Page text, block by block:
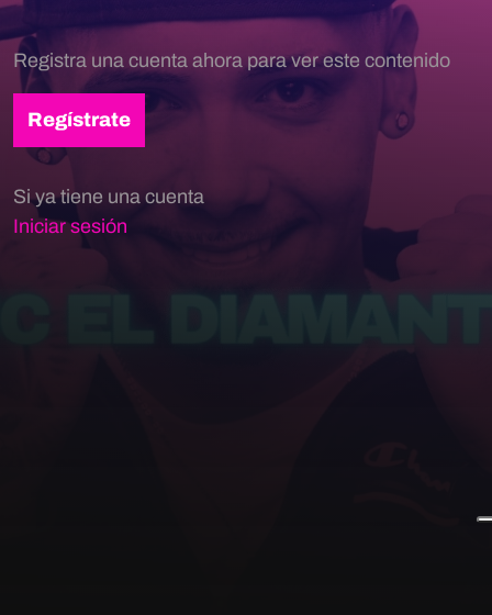
Registra una cuenta ahora para ver este contenido
Regístrate
Si ya tiene una cuenta
Iniciar sesión